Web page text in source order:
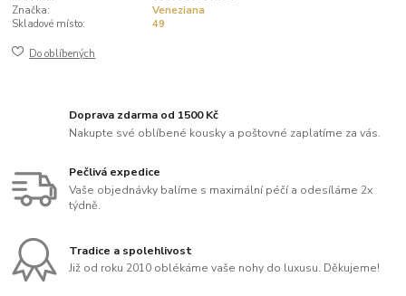
Značka:
Veneziana
Skladové místo:
49
Do oblíbených
Doprava zdarma od 1500 Kč
Nakupte své oblíbené kousky a poštovné zaplatíme za vás.
Pečlivá expedice
Vaše objednávky balíme s maximální péčí a odesíláme 2x
týdně.
Tradice a spolehlivost
Již od roku 2010 oblékáme vaše nohy do luxusu. Děkujeme!